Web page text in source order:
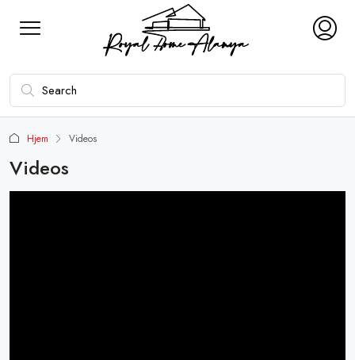
Hjem Videos
Videos